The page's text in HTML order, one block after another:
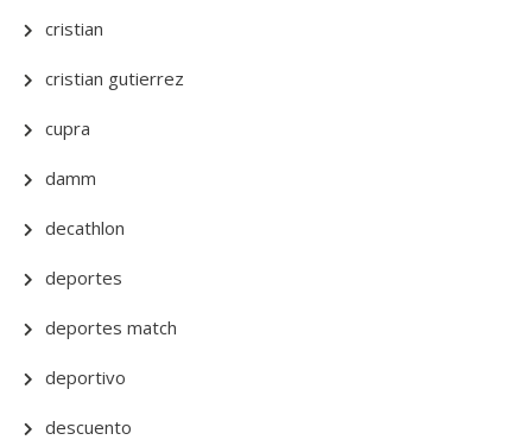
cristian
cristian gutierrez
cupra
damm
decathlon
deportes
deportes match
deportivo
descuento